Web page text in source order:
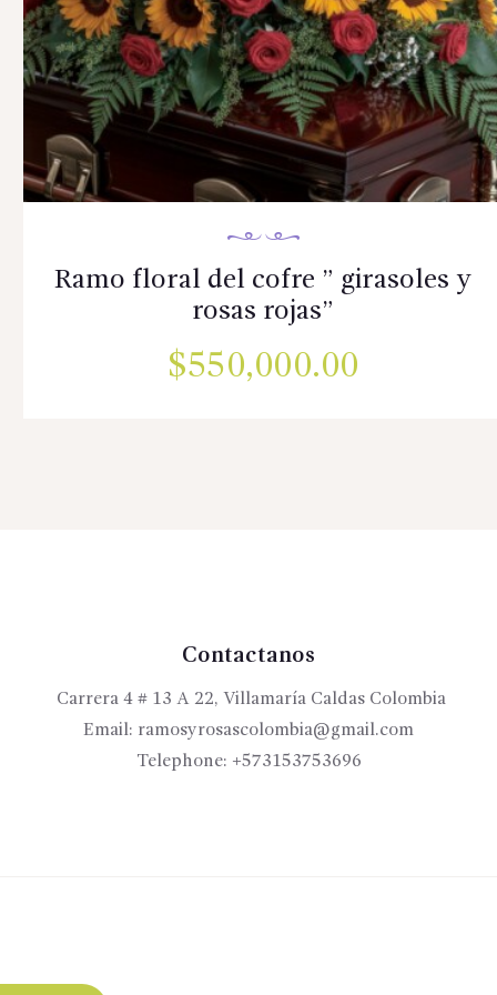
Ramo floral del cofre ” girasoles y
rosas rojas”
$550,000.00
Contactanos
Carrera 4 # 13 A 22, Villamaría Caldas Colombia
Email: ramosyrosascolombia@gmail.com
Telephone: +573153753696